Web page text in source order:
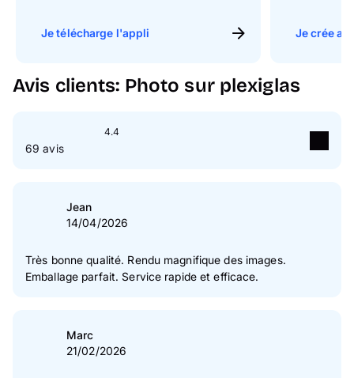
Je télécharge l'appli Je crée
Avis clients: Photo sur plexiglas
4.4
69 avis
étoile(s)
étoile(s)
2 étoile(s)
1 étoile(s)
Jean
14/04/2026
Très bonne qualité. Rendu magnifique des images.
Emballage parfait. Service rapide et efficace.
Marc
21/02/2026